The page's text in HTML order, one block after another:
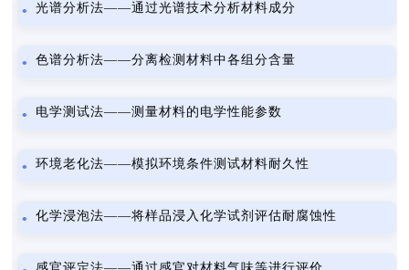
光谱分析法——通过光谱技术分析材料成分
色谱分析法——分离检测材料中各组分含量
电学测试法——测量材料的电学性能参数
环境老化法——模拟环境条件测试材料耐久性
化学浸泡法——将样品浸入化学试剂评估耐腐蚀性